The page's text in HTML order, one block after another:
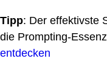
Tipp: Der effektivste
die Prompting-
entdecken